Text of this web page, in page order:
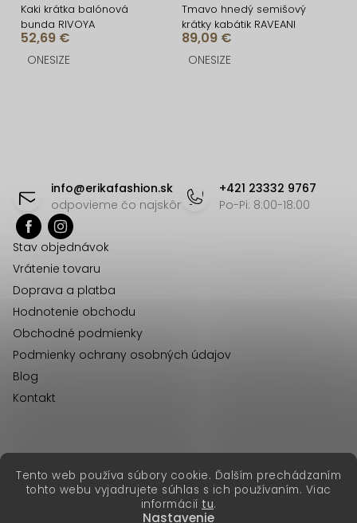
Tento web používa súbory cookie. Ďalším prechádzaním
tohto webu vyjadrujete súhlas s ich používaním. Viac
informácií tu.
Nastavenie
Kaki krátka balónová
bunda RIVOYA
52,69 €
ONESIZE
Tmavo hnedý semišový
krátky kabátik RAVEANI
89,09 €
ONESIZE
a
y
u
info@erikafashion.sk
odpovieme čo najskôr
+421 23332 9767
Po-Pi: 8:00-18:00
Stav objednávok
Vrátenie tovaru
Doprava a platba
Hodnotenie obchodu
Obchodné podmienky
Podmienky ochrany osobných údajov
Blog
Kontakt
Vytvoril Shoptet Premium
Copyright 2026Erika Fashion. Všetky práva vyhradené.
erikafashion.cz